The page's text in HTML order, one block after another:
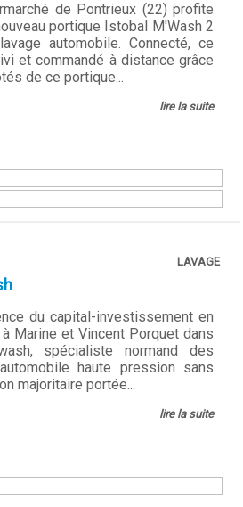
de Pontrieux (22) profite
portique Istobal M'Wash 2
automobile. Connecté, ce
et commandé à distance grâce
de ce portique...
lire la suite
LAVAGE
du capital-investissement en
Marine et Vincent Porquet dans
spécialiste normand des
haute pression sans
majoritaire portée...
lire la suite